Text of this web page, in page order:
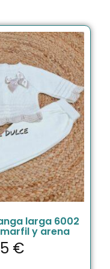
larga 6002
y arena
€